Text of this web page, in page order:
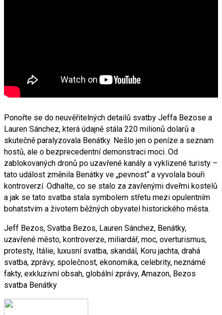
Ponořte se do neuvěřitelných detailů svatby Jeffa Bezose a
Lauren Sánchez, která údajně stála 220 milionů dolarů a
skutečně paralyzovala Benátky. Nešlo jen o peníze a seznam
hostů, ale o bezprecedentní demonstraci moci. Od
zablokovaných dronů po uzavřené kanály a vyklizené turisty –
tato událost změnila Benátky ve „pevnost“ a vyvolala bouři
kontroverzí. Odhalte, co se stalo za zavřenými dveřmi kostelů
a jak se tato svatba stala symbolem střetu mezi opulentním
bohatstvím a životem běžných obyvatel historického města.
Jeff Bezos, Svatba Bezos, Lauren Sánchez, Benátky,
uzavřené město, kontroverze, miliardář, moc, overturismus,
protesty, Itálie, luxusní svatba, skandál, Koru jachta, drahá
svatba, zprávy, společnost, ekonomika, celebrity, neznámé
fakty, exkluzivní obsah, globální zprávy, Amazon, Bezos
svatba Benátky